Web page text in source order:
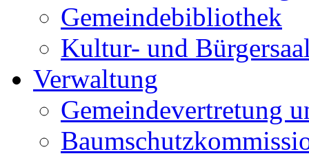
Gemeindebibliothek
Kultur- und
Verwaltung
Gemeindevertretung